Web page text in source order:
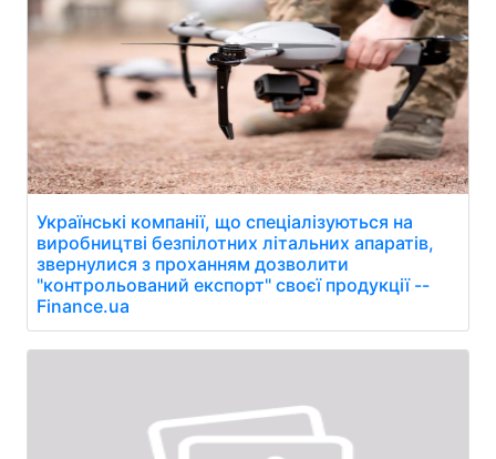
Українські компанії, що спеціалізуються на
виробництві безпілотних літальних апаратів,
звернулися з проханням дозволити
"контрольований експорт" своєї продукції --
Finance.ua